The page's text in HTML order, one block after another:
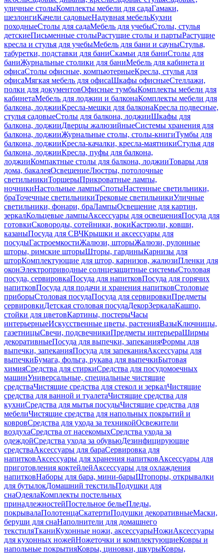
уличные столыКомплекты мебели для садаГамаки,
шезлонгиКачели садовыеНадувная мебельКухни
походныеСтолы для садаМебель для учебыСтолы, стулья
детскиеПисьменные столыРастущие столы и партыРастущие
кресла и стулья для учебыМебель для бани и сауныСтулья,
табуретки, подставки для баниСкамьи для баниСтолы для
баниЖурнальные столики для баниМебель для кабинета и
офисаСтолы офисные, компьютерныеКресла, стулья для
офисаМягкая мебель для офисаШкафы офисныеСтеллажи,
полки для документовОфисные тумбыКомплекты мебели для
кабинетаМебель для лоджии и балконаКомплекты мебели для
балкона, лоджииКресла-мешки для балконаКресла подвесные,
стулья садовыеСтолы для балкона, лоджииШкафы для
балкона, лоджииДверцы жалюзийныеСистемы хранения для
балкона, лоджииЖурнальные столы, столы-книгиТумбы для
балкона, лоджииКресла-качалки, кресла-маятникиСтулья для
балкона, лоджииКресла, пуфы для балкона,
лоджииКомпактные столы для балкона, лоджииТовары для
дома, бакалеяОсвещениеЛюстры, потолочные
светильникиТоршерыПрикроватные лампы,
ночникиНастольные лампыСпотыНастенные светильники,
браТочечные светильникиТрековые светильникиУличные
светильники, фонари, браЛампыОсвещение для картин,
зеркалКольцевые лампыАксессуары для освещенияПосуда для
готовкиСковороды, сотейники, вокиКастрюли, ковши,
казаныПосуда для СВЧКрышки и аксессуары для
посудыГастроемкостиЖалюзи, шторыЖалюзи, рулонные
шторы, римские шторыШторы, гардиныКарнизы для
шторКомплектующие для штор, карнизов, жалюзиПленки для
оконЭлектроприводные солнцезащитные системыСтоловая
посуда, сервировкаПосуда для напитковПосуда для горячих
напитковПосуда для подачи и хранения напитковСтоловые
приборыСтоловая посудаПосуда для сервировкиПредметы
сервировкиДетская столовая посудаДекорЗеркалаКашпо,
стойки для цветовКартины, постерыЧасы
интерьерныеИскусственные цветы, растенияВазыКлючницы,
газетницыСвечи, подсвечникиПредметы интерьераШирмы
декоративныеПосуда для выпечки, запеканияФормы для
выпечки, запеканияПосуда для запеканияАксессуары для
выпечкиБумага, фольга, рукава для выпечкиБытовая
химияСредства для стиркиСредства для посудомоечных
машинУниверсальные, специальные чистящие
средстваЧистящие средства для стекол и зеркалЧистящие
средства для ванной и туалетаЧистящие средства для
кухниСредства для мытья посудыЧистящие средства для
мебелиЧистящие средства для напольных покрытий и
ковровСредства для ухода за техникойОсвежители
воздухаСредства от насекомыхСредства ухода за
одеждойСредства ухода за обувьюДезинфицирующие
средстваАксессуары для бараСервировка для
напитковАксессуары для хранения напитковАксессуары для
приготовления коктейлейАксессуары для охлаждения
напитковНаборы для бара, мини-барыШтопоры, открывалки
для бутылокДомашний текстильПодушки для
снаОдеялаКомплекты постельных
принадлежностейПостельное бельеПледы,
покрывалаПолотенцаСкатертиПодушки декоративныеМаски,
беруши для снаНаполнители для домашнего
текстиляТканиКухонные ножи, аксессуарыНожиАксессуары
для кухонных ножейНожеточки и комплектующиеКовры и
напольные покрытияКовры, циновки, шкурыКовры,